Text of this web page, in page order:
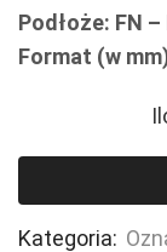
Podłoże: FN
Format (w
Kategoria: